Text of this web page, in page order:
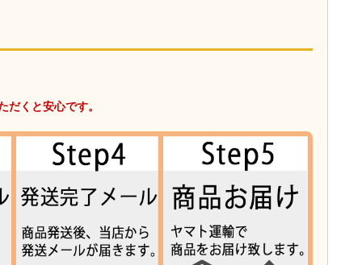
くと安心です。